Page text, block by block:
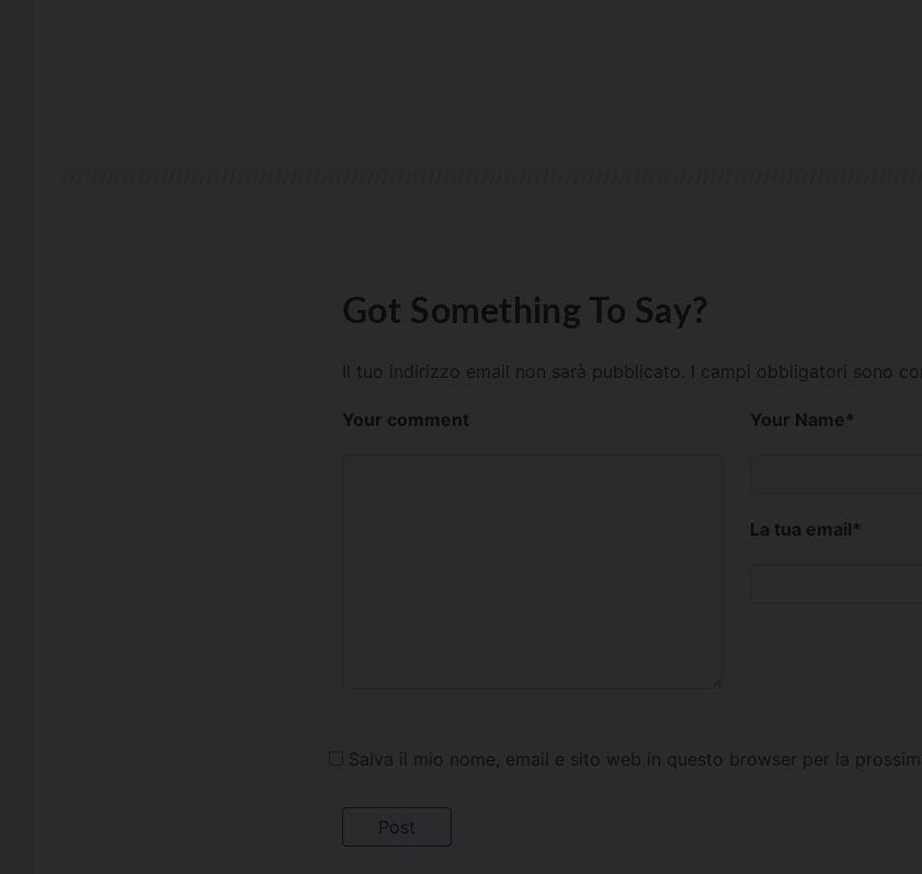
Got Something To Say?
Il tuo indirizzo email non sarà pubblicato. I campi obbligatori sono
Your comment Your Name*
La tua email*
Salva il mio nome, email e sito web in questo browser per la